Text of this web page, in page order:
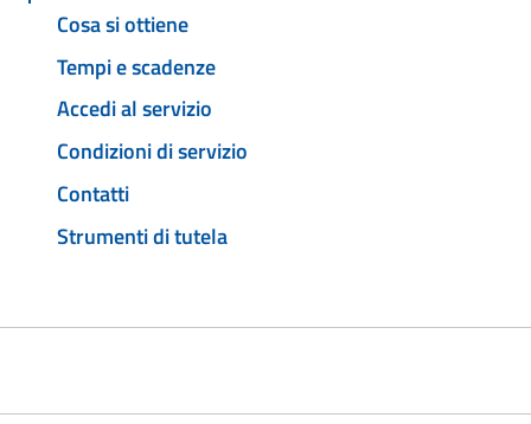
Cosa si ottiene
Tempi e scadenze
Accedi al servizio
Condizioni di servizio
Contatti
Strumenti di tutela